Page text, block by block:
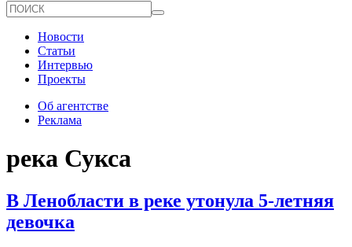
Новости
Статьи
Интервью
Проекты
Об агентстве
Реклама
река Сукса
В Ленобласти в реке утонула 5-летняя
девочка